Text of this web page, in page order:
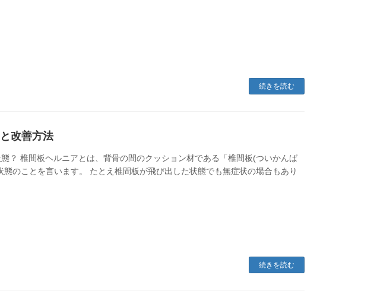
続きを読む
改善方法
？ 椎間板ヘルニアとは、背骨の間のクッション材である「椎間板(ついかんば
態のことを言います。 たとえ椎間板が飛び出した状態でも無症状の場合もあり
続きを読む